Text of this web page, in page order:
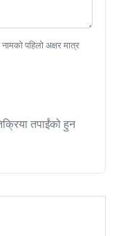
पहिलो अक्षर मात्र
तपाईंको हुन